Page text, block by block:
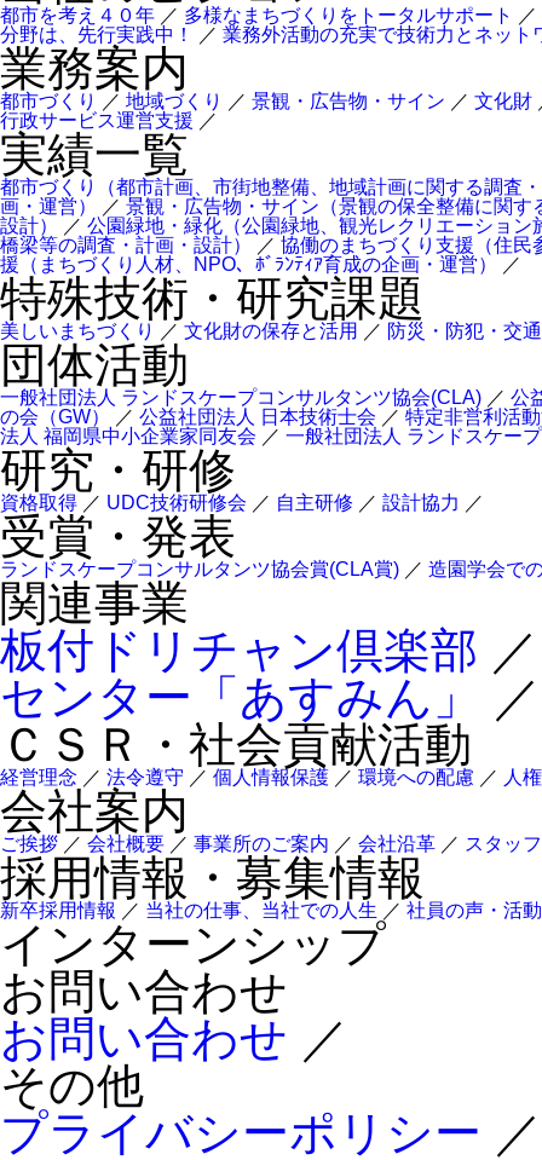
都市を考え４０年 ／ 多様なまちづくりをトータルサポート
／
分野は、先行実践中！
／ 業務外活動の充実で技術力とネット
業務案内
都市づくり ／ 地域づくり ／ 景観・広告物・サイン ／ 文化財
行政サービス運営支援 ／
実績一覧
都市づくり（都市計画、市街地整備、地域計画に関する調査
画・運営）
／ 景観・広告物・サイン（景観の保全整備に関す
設計）
／ 公園緑地・緑化（公園緑地、観光レクリエーション
橋梁等の調査・計画・設計）
／ 協働のまちづくり支援（住民
援（まちづくり人材、NPO、ﾎﾞﾗﾝﾃｨｱ育成の企画・運営）
／
特殊技術・研究課題
美しいまちづくり ／ 文化財の保存と活用 ／ 防災・防犯・交
団体活動
一般社団法人 ランドスケープコンサルタンツ協会(CLA) ／ 公
の会（GW）
／ 公益社団法人 日本技術士会 ／ 特定非営利活
法人 福岡県中小企業家同友会 ／ 一般社団法人 ランドスケー
研究・研修
資格取得 ／ UDC技術研修会 ／ 自主研修 ／ 設計協力 ／
受賞・発表
ランドスケープコンサルタンツ協会賞(CLA賞) ／ 造園学会で
関連事業
板付ドリチャン倶楽部
センター「あすみん」
／
ＣＳＲ・社会貢献活動
経営理念 ／ 法令遵守 ／ 個人情報保護 ／ 環境への配慮 ／ 人
会社案内
ご挨拶 ／ 会社概要 ／ 事業所のご案内 ／ 会社沿革 ／ スタッ
採用情報・募集情報
新卒採用情報 ／ 当社の仕事、当社での人生 ／ 社員の声・活動
インターンシップ
お問い合わせ
お問い合わせ ／
その他
プライバシーポリシー